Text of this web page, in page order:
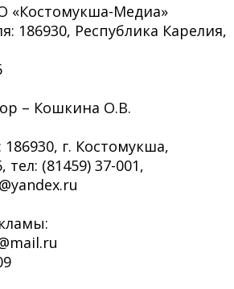
«Костомукша-Медиа»
186930, Республика Карелия,
– Кошкина О.В.
г. Костомукша,
тел: (81459) 37-001,